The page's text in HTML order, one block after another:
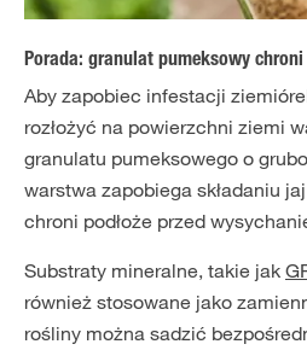
Porada: granulat pumeksowy
Aby zapobiec infestacji
rozłożyć na powierzchni ziemi
granulatu pumeksowego o
warstwa zapobiega składaniu
chroni podłoże przed
Substraty mineralne, takie jak
również stosowane jako
rośliny można sadzić